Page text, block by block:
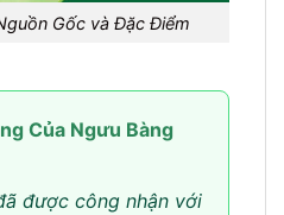
Gốc và Đặc Điểm
Của Ngưu Bàng
được công nhận với